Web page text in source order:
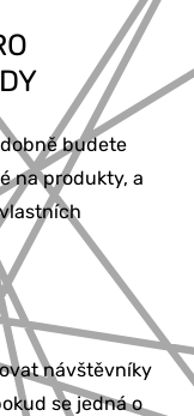
budete
na produkty, a
návštěvníky
se jedná o